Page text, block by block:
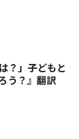
？」子どもと
う？』翻訳